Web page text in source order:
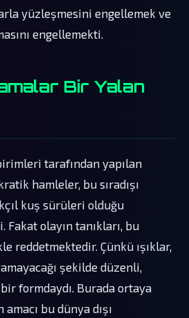
yüzleşmesini engellemek ve
engellemekti.
Bir Yalan
tarafından yapılan
hamleler, bu sıradışı
kuş sürüleri olduğu
olayın tanıkları, bu
reddetmektedir. Çünkü ışıklar,
şekilde düzenli,
formdaydı. Burada ortaya
bu dünya dışı